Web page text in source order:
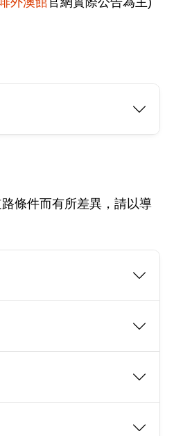
條件而有所差異，請以導